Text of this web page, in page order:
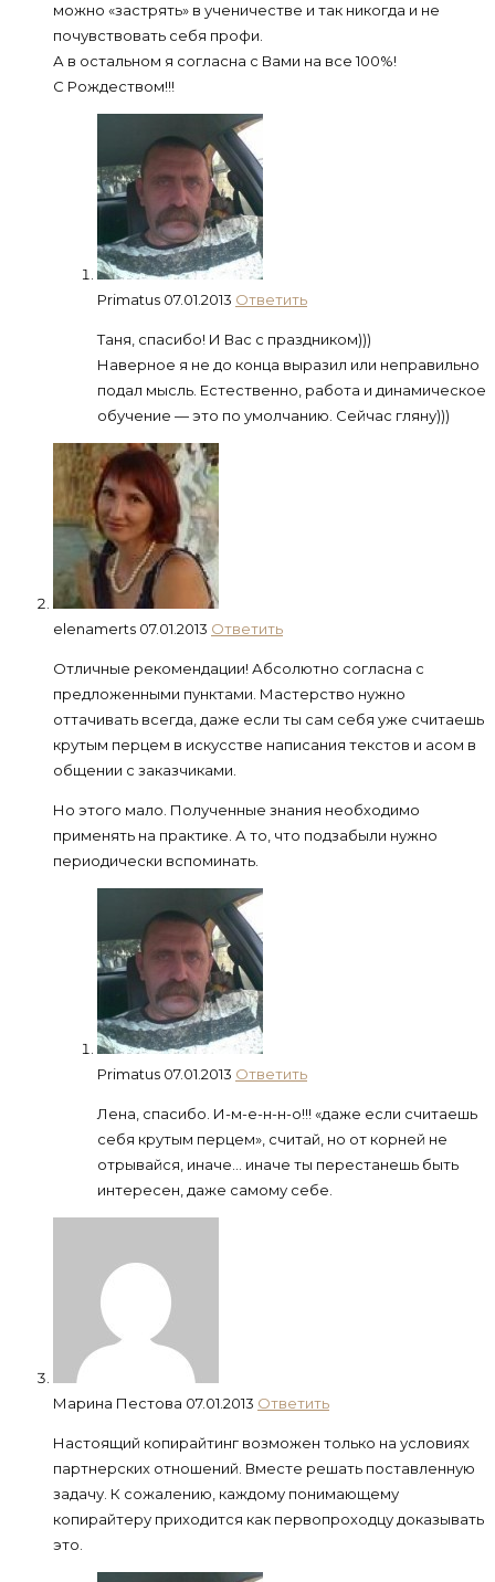
можно «застрять» в ученичестве и так никогда и не
почувствовать себя профи.
А в остальном я согласна с Вами на все 100%!
С Рождеством!!!
Primatus 07.01.2013 Ответить
Таня, спасибо! И Вас с праздником)))
Наверное я не до конца выразил или неправильно
подал мысль. Естественно, работа и динамическое
обучение — это по умолчанию. Сейчас гляну)))
elenamerts 07.01.2013 Ответить
Отличные рекомендации! Абсолютно согласна с
предложенными пунктами. Мастерство нужно
оттачивать всегда, даже если ты сам себя уже считаешь
крутым перцем в искусстве написания текстов и асом в
общении с заказчиками.
Но этого мало. Полученные знания необходимо
применять на практике. А то, что подзабыли нужно
периодически вспоминать.
Primatus 07.01.2013 Ответить
Лена, спасибо. И-м-е-н-н-о!!! «даже если считаешь
себя крутым перцем», считай, но от корней не
отрывайся, иначе… иначе ты перестанешь быть
интересен, даже самому себе.
Марина Пестова 07.01.2013 Ответить
Настоящий копирайтинг возможен только на условиях
партнерских отношений. Вместе решать поставленную
задачу. К сожалению, каждому понимающему
копирайтеру приходится как первопроходцу доказывать
это.